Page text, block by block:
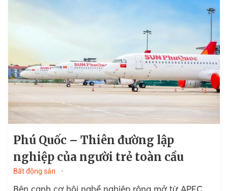
Phú Quốc – Thiên đường lập
nghiệp của người trẻ toàn cầu
Bất động sản
Bên cạnh cơ hội nghề nghiệp rộng mở từ APEC